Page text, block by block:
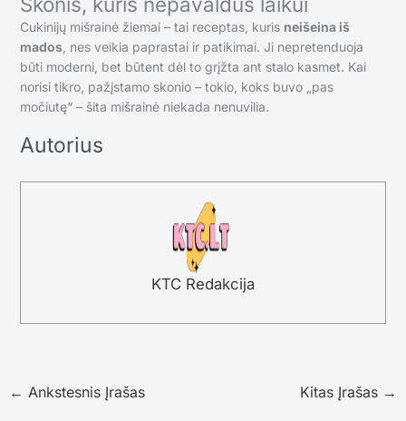
Cukinijų mišrainė žiemai – tai receptas, kuris neišeina iš
mados, nes veikia paprastai ir patikimai. Ji nepretenduoja
būti moderni, bet būtent dėl to grįžta ant stalo kasmet. Kai
norisi tikro, pažįstamo skonio – tokio, koks buvo „pas
močiutę“ – šita mišrainė niekada nenuvilia.
Autorius
KTC Redakcija
← Ankstesnis Įrašas Kitas Įrašas →